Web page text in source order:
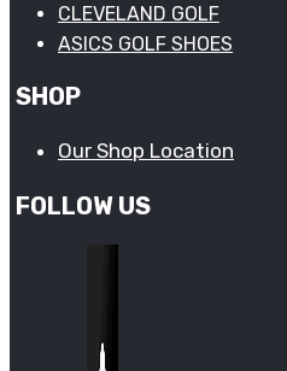
CLEVELAND GOLF
ASICS GOLF SHOES
SHOP
Our Shop Location
FOLLOW US